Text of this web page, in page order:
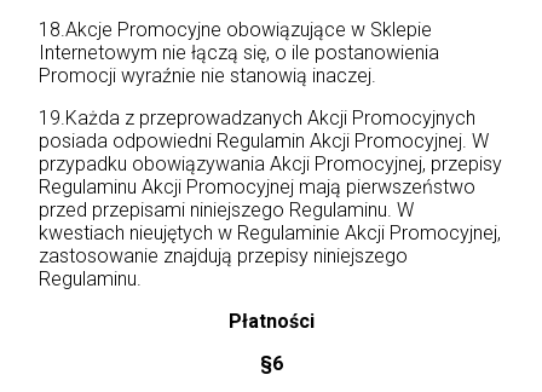
18.Akcje Promocyjne obowiązujące w Sklepie
Internetowym nie łączą się, o ile postanowienia
Promocji wyraźnie nie stanowią inaczej.
19.Każda z przeprowadzanych Akcji Promocyjnych
posiada odpowiedni Regulamin Akcji Promocyjnej. W
przypadku obowiązywania Akcji Promocyjnej, przepisy
Regulaminu Akcji Promocyjnej mają pierwszeństwo
przed przepisami niniejszego Regulaminu. W
kwestiach nieujętych w Regulaminie Akcji Promocyjnej,
zastosowanie znajdują przepisy niniejszego
Regulaminu.
Płatności
§6